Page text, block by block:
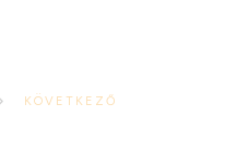
KÖVETKEZŐ